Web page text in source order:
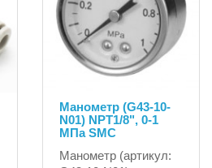
Манометр (G43-10-
N01) NPT1/8", 0-1
MПа SMC
Манометр (артикул: